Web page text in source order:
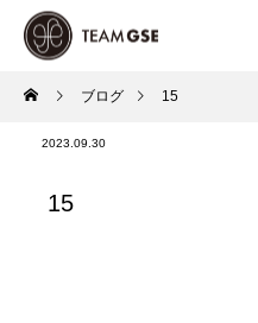
ブログ 15
2023.09.30
15